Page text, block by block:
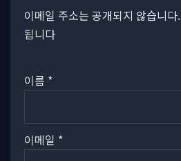
이메일 주소는 공개되지 않습니다.
됩니다
이름 *
이메일 *